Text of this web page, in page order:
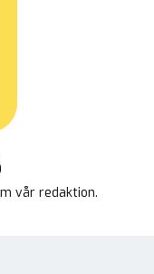
vår redaktion.